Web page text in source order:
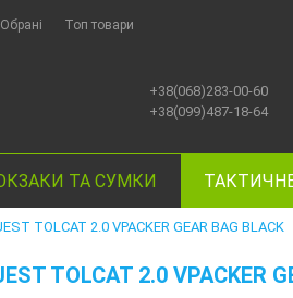
Обрані Топ товари
+38(068)283-00-60
+38(099)487-18-64
ТА СУМКИ
TOLCAT 2.0 VPACKER GEAR BAG BLACK
TOLCAT 2.0 VPACKER